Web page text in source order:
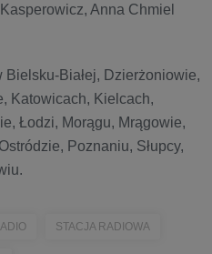
Anna Chmiel
Białej, Dzierżoniowie,
Katowicach, Kielcach,
Łodzi, Morągu, Mrągowie,
Poznaniu, Słupcy,
STACJA RADIOWA